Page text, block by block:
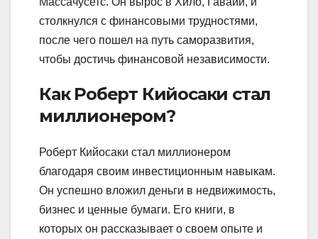
столкнулся с финансовыми трудностями,
после чего пошел на путь саморазвития,
чтобы достичь финансовой независимости.
Как Роберт Кийосаки стал
миллионером?
Роберт Кийосаки стал миллионером
благодаря своим инвестиционным навыкам.
Он успешно вложил деньги в недвижимость,
бизнес и ценные бумаги. Его книги, в
которых он рассказывает о своем опыте и